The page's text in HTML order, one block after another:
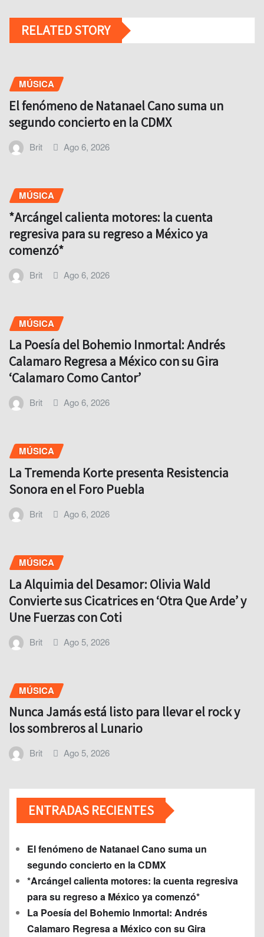
RELATED STORY
MÚSICA
El fenómeno de Natanael Cano suma un
segundo concierto en la CDMX
Brit Ago 6, 2026
MÚSICA
*Arcángel calienta motores: la cuenta
regresiva para su regreso a México ya
comenzó*
Brit Ago 6, 2026
MÚSICA
La Poesía del Bohemio Inmortal: Andrés
Calamaro Regresa a México con su Gira
‘Calamaro Como Cantor’
Brit Ago 6, 2026
MÚSICA
La Tremenda Korte presenta Resistencia
Sonora en el Foro Puebla
Brit Ago 6, 2026
MÚSICA
La Alquimia del Desamor: Olivia Wald
Convierte sus Cicatrices en ‘Otra Que Arde’ y
Une Fuerzas con Coti
Brit Ago 5, 2026
MÚSICA
Nunca Jamás está listo para llevar el rock y
los sombreros al Lunario
Brit Ago 5, 2026
ENTRADAS RECIENTES
El fenómeno de Natanael Cano suma un
segundo concierto en la CDMX
*Arcángel calienta motores: la cuenta regresiva
para su regreso a México ya comenzó*
La Poesía del Bohemio Inmortal: Andrés
Calamaro Regresa a México con su Gira